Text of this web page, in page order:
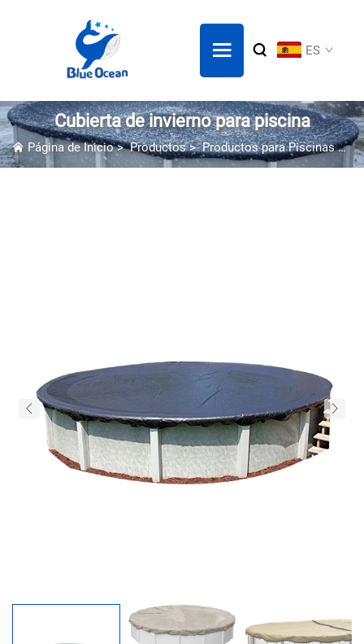
ES
Cubierta de invierno para piscina
Página de Inicio>Productos>Productos para Piscinas>